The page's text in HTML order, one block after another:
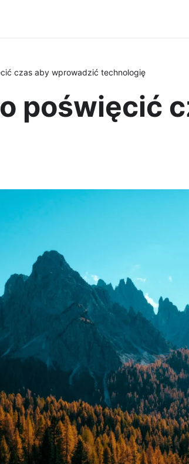
czas aby wprowadzić technologię
poświęcić